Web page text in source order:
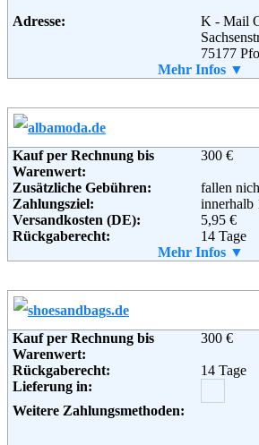
Soziale Kanäle:
Weiterführende
Blog,
Adresse:
K - Mail
75177
0180 5 23
Soziale Kanäle:
Weiterführende
Informationen:
Mehr Infos ▼
Kauf per Rechnung bis
Warenwert:
300 €
Zusätzliche Gebühren:
fallen
Zahlungsziel:
innerhalb
Versandkosten (DE):
5,95 €
Rückgaberecht:
14 Tage
Ja
Weitere Zahlungsmethoden:
Adresse:
Alba
D-32108
Telefon:
Email:
Soziale Kanäle:
Mehr Infos ▼
Kauf per Rechnung bis
Warenwert:
300 €
Rückgaberecht:
14 Tage
Lieferung in:
Weitere Zahlungsmethoden: